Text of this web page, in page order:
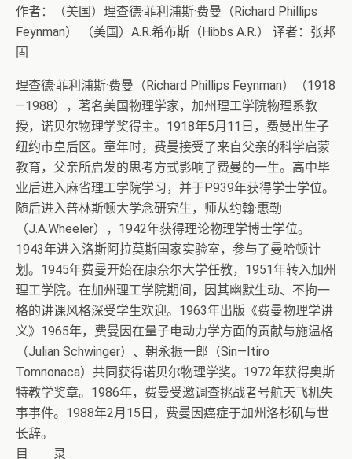
作者：（美国）理查德·菲利浦斯·费曼（Richard Phillips
Feynman） （美国）A.R.希布斯（Hibbs A.R.） 译者：张邦
固
理查德·菲利浦斯·费曼（Richard Phillips Feynman）（1918
—1988），著名美国物理学家，加州理工学院物理系教
授，诺贝尔物理学奖得主。1918年5月11日，费曼出生子
纽约市皇后区。童年时，费曼接受了来自父亲的科学启蒙
教育，父亲所启发的思考方式影响了费曼的一生。高中毕
业后进入麻省理工学院学习，并于P939年获得学士学位。
随后进入普林斯顿大学念研究生，师从约翰·惠勒
（J.A.Wheeler），1942年获得理论物理学博士学位。
1943年进入洛斯阿拉莫斯国家实验室，参与了曼哈顿计
划。1945年费曼开始在康奈尔大学任教，1951年转入加州
理工学院。在加州理工学院期间，因其幽默生动、不拘一
格的讲课风格深受学生欢迎。1963年出版《费曼物理学讲
义》1965年，费曼因在量子电动力学方面的贡献与施温格
（Julian Schwinger）、朝永振一郎（Sin—Itiro
Tomnonaca）共同获得诺贝尔物理学奖。1972年获得奥斯
特教学奖章。1986年，费曼受邀调查挑战者号航天飞机失
事事件。1988年2月15日，费曼因癌症于加州洛杉矶与世
长辞。
目 录